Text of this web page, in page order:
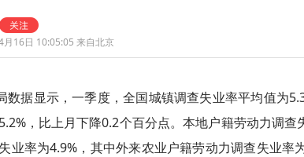
月16日 10:05:05 来自北京
数据显示，一季度，全国城镇调查失业率平均值为
，比上月下降0.2个百分点。本地户籍劳动力调查
业率为4.9%，其中外来农业户籍劳动力调查失业率